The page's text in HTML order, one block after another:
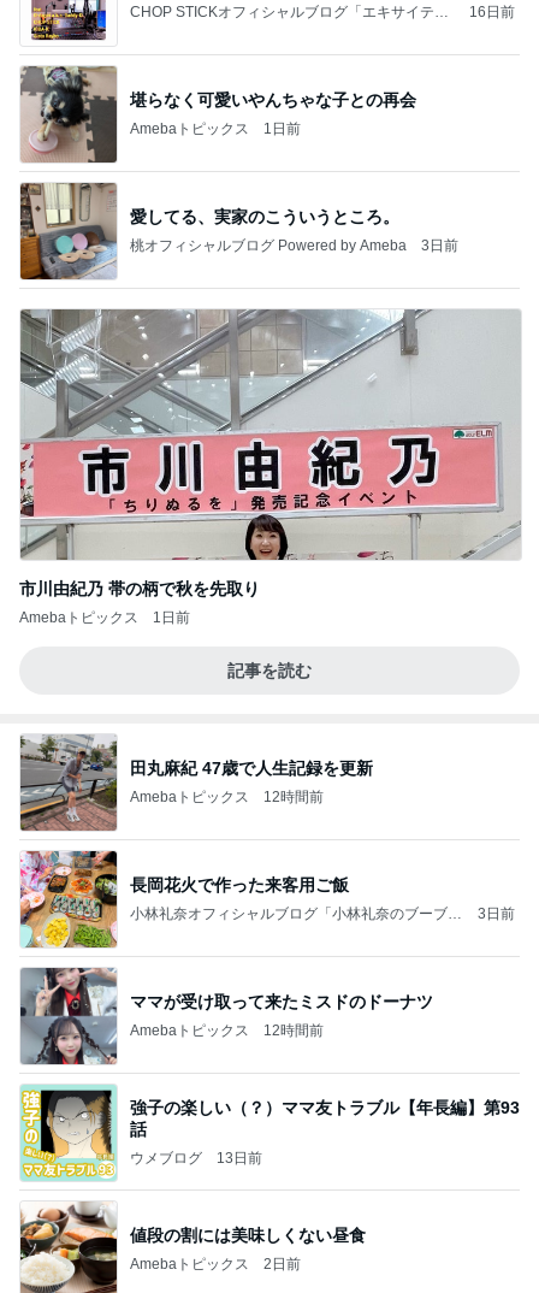
CHOP STICKオフィシャルブログ「エキサイティ
16日前
堪らなく可愛いやんちゃな子との再会
Amebaトピックス 1日前
愛してる、実家のこういうところ。
桃オフィシャルブログ Powered by Ameba 3日前
市川由紀乃 帯の柄で秋を先取り
Amebaトピックス 1日前
記事を読む
田丸麻紀 47歳で人生記録を更新
Amebaトピックス 12時間前
長岡花火で作った来客用ご飯
小林礼奈オフィシャルブログ「小林礼奈のブーブー
3日前
ママが受け取って来たミスドのドーナツ
Amebaトピックス 12時間前
強子の楽しい（？）ママ友トラブル【年長編】第93
話
ウメブログ 13日前
値段の割には美味しくない昼食
Amebaトピックス 2日前